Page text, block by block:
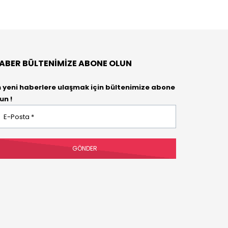
BÜLTENIMIZE ABONE OLUN
yeni haberlere ulaşmak için bültenimize abone
!